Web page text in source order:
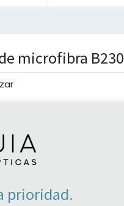
microfibra B230
Rosa
ahora
prioridad.